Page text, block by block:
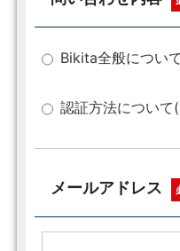
Bikita全般について
認証方法について
メールアドレス